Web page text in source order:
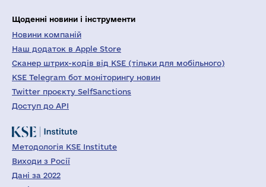
Щоденні новини і інструменти
Новини компаній
Наш додаток в Apple Store
Сканер штрих-кодів від KSE (тільки для мобільного)
KSE Telegram бот моніторингу новин
Twitter проєкту SelfSanctions
Доступ до API
Методологія KSE Institute
Виходи з Росії
Дані за 2022